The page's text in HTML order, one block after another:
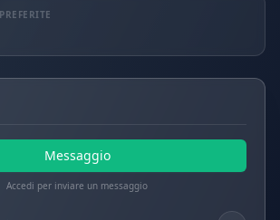
Messaggio
Accedi per inviare un messaggio